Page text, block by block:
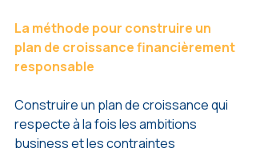
La méthode pour construire un
plan de croissance financièrement
responsable
Construire un plan de croissance qui
respecte à la fois les ambitions
business et les contraintes